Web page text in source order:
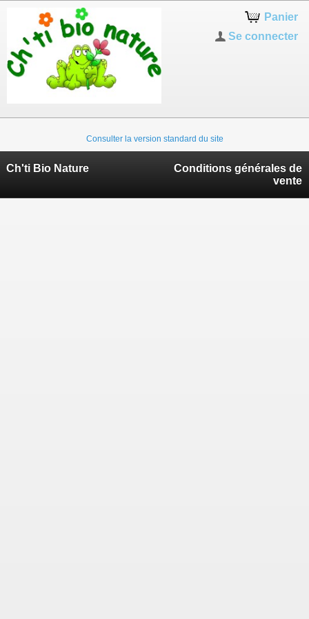
Panier
Se connecter
Consulter la version standard du site
Ch'ti Bio Nature
Conditions générales de
vente